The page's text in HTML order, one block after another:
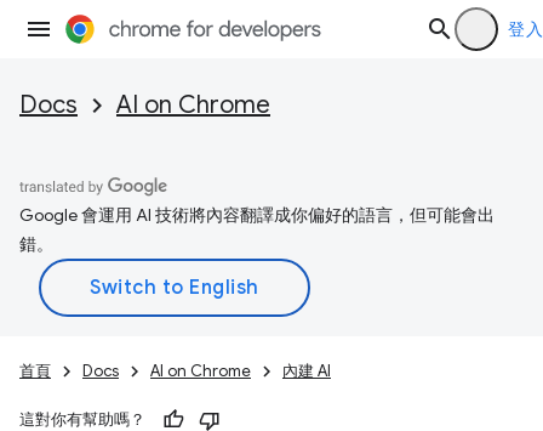
登入
Docs AI on Chrome
Google 會運用 AI 技術將內容翻譯成你偏好的語言，但可能會出
錯。
首頁 Docs AI on Chrome 內建 AI
這對你有幫助嗎？